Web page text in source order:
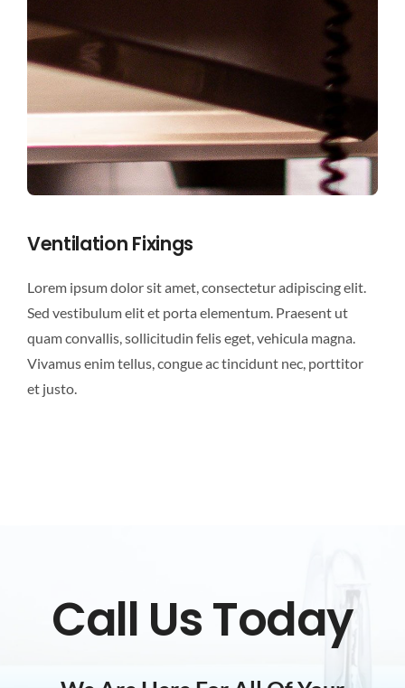
Ventilation Fixings
Lorem ipsum dolor sit amet, consectetur adipiscing elit.
Sed vestibulum elit et porta elementum. Praesent ut
quam convallis, sollicitudin felis eget, vehicula magna.
Vivamus enim tellus, congue ac tincidunt nec, porttitor
et justo.
Call Us Today